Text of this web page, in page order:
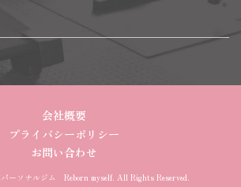
会社概要
プライバシーポリシー
お問い合わせ
ーソナルジム Reborn myself. All Rights Reserved.